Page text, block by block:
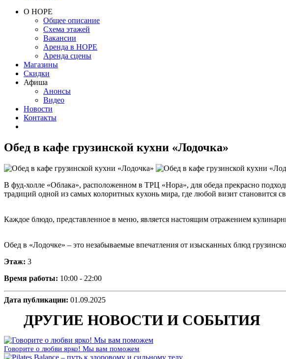
О НОРЕ
Общее описание
Схема этажей
Вакансии
Аренда в НОРЕ
Аренда сцены
Магазины
Скидки
Афиша
Анонсы
Видео
Новости
Контакты
Обед в кафе грузинской кухни «Лодочка»
В фуд-холле «Облака», расположенном в ТРЦ «Нора», для обеда прекрасно
традиций одной из самых колоритных кухонь мира, где любой визит становится
Каждое блюдо, представленное в меню, является настоящим отражением
Обед в «Лодочке» – это незабываемые впечатления от изысканных блюд
Этаж: 3
Время работы: 10:00 - 22:00
Дата публикации: 01.09.2025
ДРУГИЕ НОВОСТИ И СОБЫТИЯ
Говорите о любви ярко! Мы вам поможем